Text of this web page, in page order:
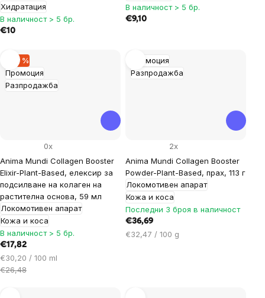
Хидратация
В наличност > 5 бр.
€10
В наличност > 5 бр.
€9,10
Промоция
Разпродажба
–32 %
Anima Mundi Collagen Booster
Elixir-Plant-Based, елексир за
подсилване на колаген на
растителна основа, 59 мл
Локомотивен апарат
Кожа и коса
0x
В наличност > 5 бр.
€17,82
Цена
за
€30,20 / 100 ml
€26,48
Промоция
Разпродажба
Anima Mundi Collagen Booster
Powder-Plant-Based, прах, 113 г
Локомотивен апарат
Кожа и коса
2x
Последни 3 броя в наличност
€36,69
Цена
€32,47 / 100 g